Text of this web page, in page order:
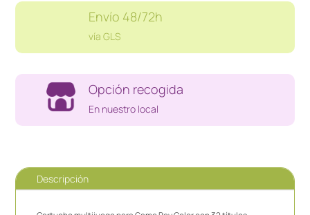
Envío 48/72h
vía GLS
Opción recogida
En nuestro local
Descripción